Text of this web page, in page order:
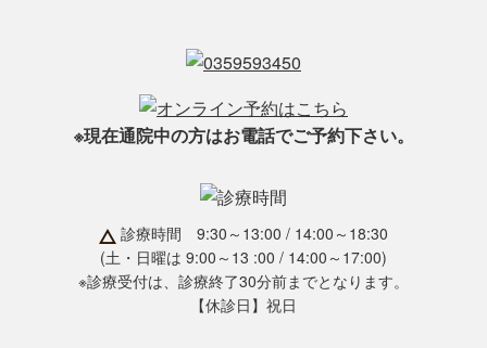
※現在通院中の方はお電話でご予約下さい。
診療時間 9:30～13:00 / 14:00～18:30
(土・日曜は 9:00～13 :00 / 14:00～17:00)
※診療受付は、診療終了30分前までとなります。
【休診日】祝日